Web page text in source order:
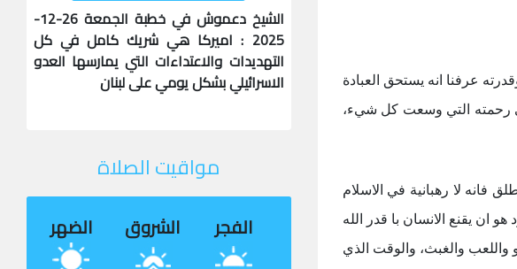
عرفنا انه يستحق العبادة
في رحمته التي وسعت كل شيء،
فانه لا رهبانية في الاسلام
ان يقنع الانسان با قدر الله
واللعب والغبث، والوقت الذي
الشيخ دعموش في خطبة الجمعة 26-12-
2025 : اميركا هي شريك كامل في كل
التهديدات والاعتداءات التي يمارسها العدو
الاسرائيلي بشكل يومي على لبنان
مواقيت الصلاة
الفجر الشروق الضهر